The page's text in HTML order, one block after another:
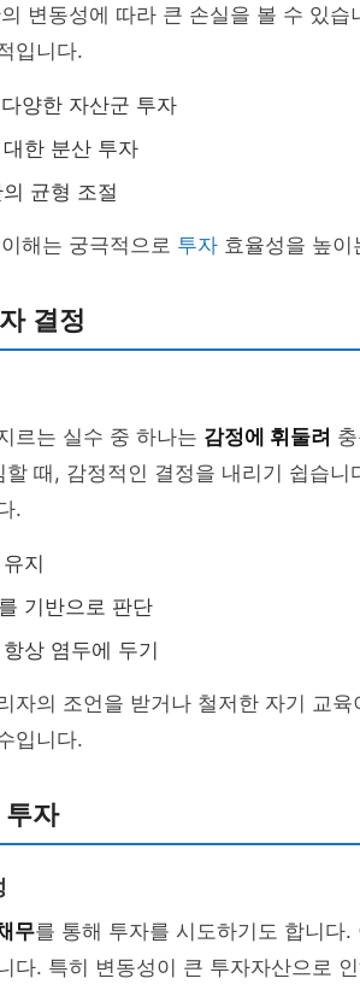
변동성에 따라 큰 손실을 볼 수 있습
입니다.
양한 자산군 투자
한 분산 투자
균형 조절
해는 궁극적으로 투자 효율성을 높
결정
르는 실수 중 하나는 감정에 휘둘려
때, 감정적인 결정을 내리기 쉽습니
.
지
기반으로 판단
상 염두에 두기
자의 조언을 받거나 철저한 자기 교육
입니다.
투자
무를 통해 투자를 시도하기도 합니다
다. 특히 변동성이 큰 투자자산으로